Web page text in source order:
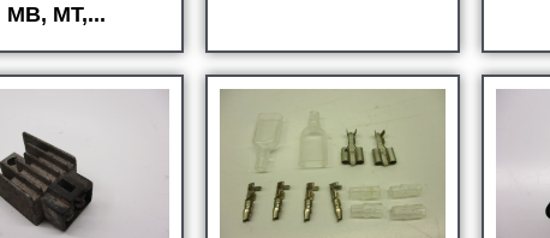
MB, MT,...